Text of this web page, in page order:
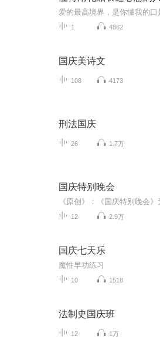
1 4862
国庆美诗文
108 4173
刑法国庆
26 1.7万
国庆特别晚会
12 2.9万
国庆七天乐
魔性早功练习
10 1518
法制史国庆班
12 1万